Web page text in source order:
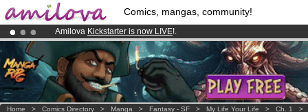
Comics, mangas, community!
Amilova Kickstarter is now LIVE!.
Already 134393membersand 1208comics & mangas!.
Premium membership from3.95 euros per month !Get membership
Home > Comics Directory > Manga > Fantasy - SF > My Life Your Life > Ch. 1